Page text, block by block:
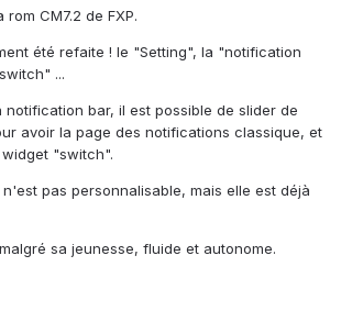
CM7.2 de FXP.
été refaite ! le "Setting", la "notification
...
notification bar, il est possible de slider de
avoir la page des notifications classique, et
"switch".
pas personnalisable, mais elle est déjà
sa jeunesse, fluide et autonome.